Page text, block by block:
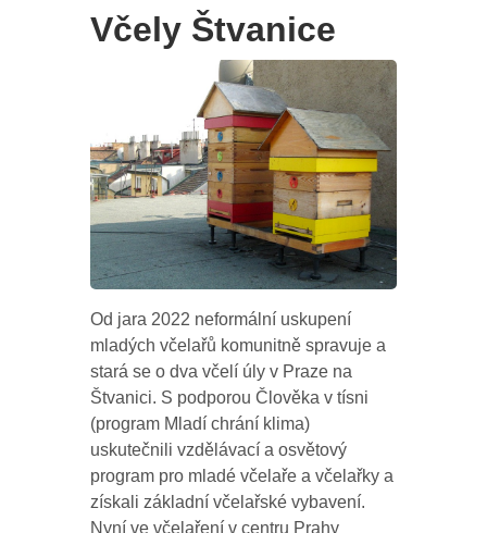
Včely Štvanice
Od jara 2022 neformální uskupení
mladých včelařů komunitně spravuje a
stará se o dva včelí úly v Praze na
Štvanici. S podporou Člověka v tísni
(program Mladí chrání klima)
uskutečnili vzdělávací a osvětový
program pro mladé včelaře a včelařky a
získali základní včelařské vybavení.
Nyní ve včelaření v centru Prahy